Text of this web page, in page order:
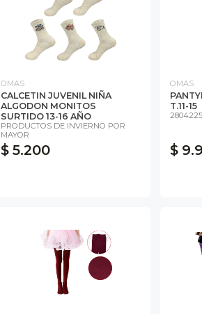
OMAS
CALCETIN JUVENIL NIÑA
ALGODON MONITOS
SURTIDO 13-16 AÑO
PRODUCTOS DE INVIERNO POR
MAYOR
$ 5.200
OMAS
T.11-15
$